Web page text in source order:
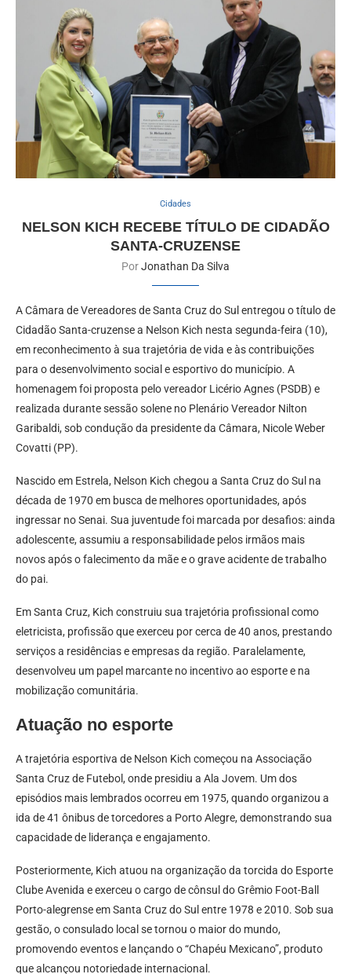
Cidades
NELSON KICH RECEBE TÍTULO DE CIDADÃO
SANTA-CRUZENSE
PorJonathan Da Silva
A Câmara de Vereadores de Santa Cruz do Sul entregou o título de
Cidadão Santa-cruzense a Nelson Kich nesta segunda-feira (10),
em reconhecimento à sua trajetória de vida e às contribuições
para o desenvolvimento social e esportivo do município. A
homenagem foi proposta pelo vereador Licério Agnes (PSDB) e
realizada durante sessão solene no Plenário Vereador Nilton
Garibaldi, sob condução da presidente da Câmara, Nicole Weber
Covatti (PP).
Nascido em Estrela, Nelson Kich chegou a Santa Cruz do Sul na
década de 1970 em busca de melhores oportunidades, após
ingressar no Senai. Sua juventude foi marcada por desafios: ainda
adolescente, assumiu a responsabilidade pelos irmãos mais
novos após o falecimento da mãe e o grave acidente de trabalho
do pai.
Em Santa Cruz, Kich construiu sua trajetória profissional como
eletricista, profissão que exerceu por cerca de 40 anos, prestando
serviços a residências e empresas da região. Paralelamente,
desenvolveu um papel marcante no incentivo ao esporte e na
mobilização comunitária.
Atuação no esporte
A trajetória esportiva de Nelson Kich começou na Associação
Santa Cruz de Futebol, onde presidiu a Ala Jovem. Um dos
episódios mais lembrados ocorreu em 1975, quando organizou a
ida de 41 ônibus de torcedores a Porto Alegre, demonstrando sua
capacidade de liderança e engajamento.
Posteriormente, Kich atuou na organização da torcida do Esporte
Clube Avenida e exerceu o cargo de cônsul do Grêmio Foot-Ball
Porto-alegrense em Santa Cruz do Sul entre 1978 e 2010. Sob sua
gestão, o consulado local se tornou o maior do mundo,
promovendo eventos e lançando o “Chapéu Mexicano”, produto
que alcançou notoriedade internacional.